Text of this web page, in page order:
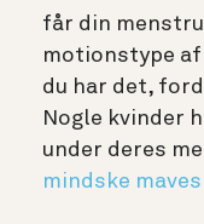
får din
motionstype
du har det,
Nogle kvinder
under deres
mindske